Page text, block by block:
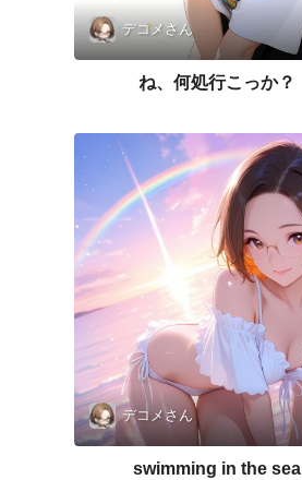
デコメさん
ね、何処行こっか？
デコメさん
swimming in the sea